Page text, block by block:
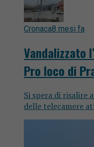
Cronaca8 mesi fa
Vandalizzato
Pro loco di
Si spera di risalire
delle telecamere